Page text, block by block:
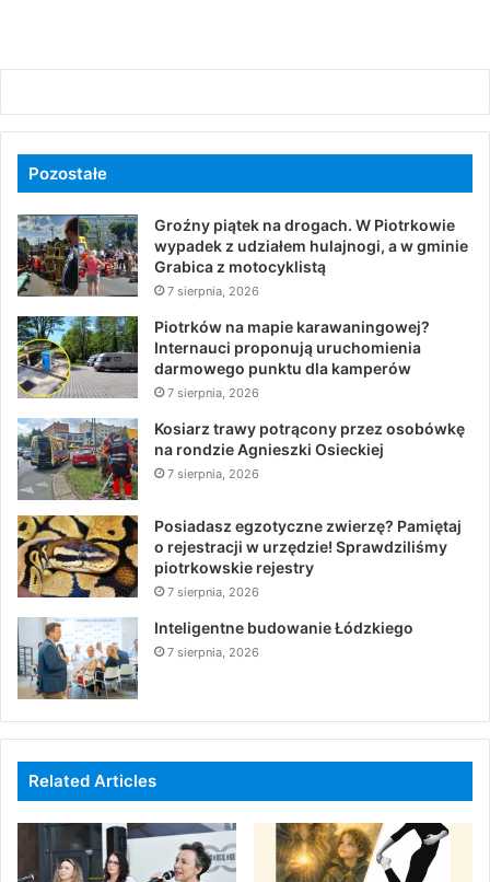
Pozostałe
Groźny piątek na drogach. W Piotrkowie
wypadek z udziałem hulajnogi, a w gminie
Grabica z motocyklistą
7 sierpnia, 2026
Piotrków na mapie karawaningowej?
Internauci proponują uruchomienia
darmowego punktu dla kamperów
7 sierpnia, 2026
Kosiarz trawy potrącony przez osobówkę
na rondzie Agnieszki Osieckiej
7 sierpnia, 2026
Posiadasz egzotyczne zwierzę? Pamiętaj
o rejestracji w urzędzie! Sprawdziliśmy
piotrkowskie rejestry
7 sierpnia, 2026
Inteligentne budowanie Łódzkiego
7 sierpnia, 2026
Related Articles